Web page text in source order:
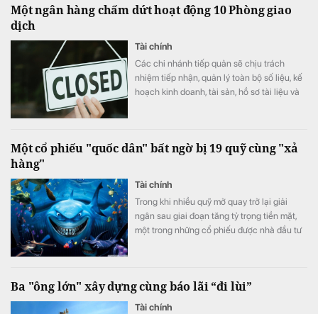
Một ngân hàng chấm dứt hoạt động 10 Phòng giao
dịch
Tài chính
Các chi nhánh tiếp quản sẽ chịu trách
nhiệm tiếp nhận, quản lý toàn bộ số liệu, kế
hoạch kinh doanh, tài sản, hồ sơ tài liệu và
bảo quyền lợi tối đa cho khách hàng giao
Một cổ phiếu "quốc dân" bất ngờ bị 19 quỹ cùng "xả
hàng"
Tài chính
Trong khi nhiều quỹ mở quay trở lại giải
ngân sau giai đoạn tăng tỷ trọng tiền mặt,
một trong những cổ phiếu được nhà đầu tư
Ba "ông lớn" xây dựng cùng báo lãi “đi lùi”
Tài chính